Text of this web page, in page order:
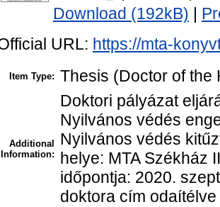
Download (192kB)
URL: https://mta-
Item Type: Thesis (Doctor of the
Additional
Information:
Doktori pályázat
Nyilvános védés
Nyilvános védés
helye: MTA Székház
időpontja: 2020.
doktora cím